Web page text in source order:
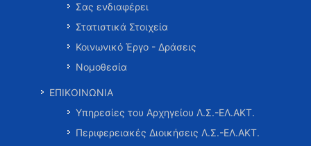
Σας ενδιαφέρει
Στατιστικά Στοιχεία
Κοινωνικό Έργο - Δράσεις
Νομοθεσία
ΕΠΙΚΟΙΝΩΝΙΑ
Υπηρεσίες του Αρχηγείου Λ.Σ.-ΕΛ.ΑΚΤ.
Περιφερειακές Διοικήσεις Λ.Σ.-ΕΛ.ΑΚΤ.